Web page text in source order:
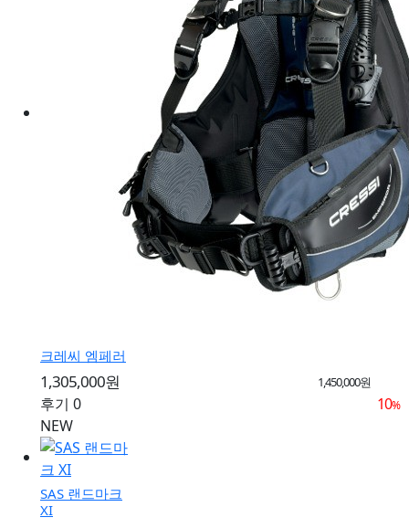
크레씨 엠페러
1,305,000원 1,450,000원
10%
후기 0
NEW
SAS 랜드마크
XI